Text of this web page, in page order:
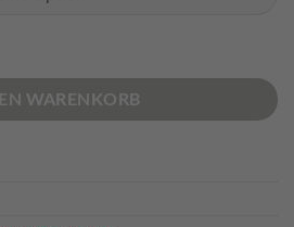
Stahl Menge
WARENKORB